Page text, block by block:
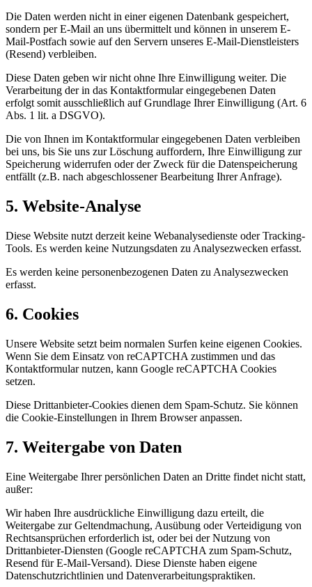
Die Daten werden nicht in einer eigenen Datenbank gespeichert,
sondern per E-Mail an uns übermittelt und können in unserem E-
Mail-Postfach sowie auf den Servern unseres E-Mail-Dienstleisters
(Resend) verbleiben.
Diese Daten geben wir nicht ohne Ihre Einwilligung weiter. Die
Verarbeitung der in das Kontaktformular eingegebenen Daten
erfolgt somit ausschließlich auf Grundlage Ihrer Einwilligung (Art. 6
Abs. 1 lit. a DSGVO).
Die von Ihnen im Kontaktformular eingegebenen Daten verbleiben
bei uns, bis Sie uns zur Löschung auffordern, Ihre Einwilligung zur
Speicherung widerrufen oder der Zweck für die Datenspeicherung
entfällt (z.B. nach abgeschlossener Bearbeitung Ihrer Anfrage).
5. Website-Analyse
Diese Website nutzt derzeit keine Webanalysedienste oder Tracking-
Tools. Es werden keine Nutzungsdaten zu Analysezwecken erfasst.
Es werden keine personenbezogenen Daten zu Analysezwecken
erfasst.
6. Cookies
Unsere Website setzt beim normalen Surfen keine eigenen Cookies.
Wenn Sie dem Einsatz von reCAPTCHA zustimmen und das
Kontaktformular nutzen, kann Google reCAPTCHA Cookies
setzen.
Diese Drittanbieter-Cookies dienen dem Spam-Schutz. Sie können
die Cookie-Einstellungen in Ihrem Browser anpassen.
7. Weitergabe von Daten
Eine Weitergabe Ihrer persönlichen Daten an Dritte findet nicht statt,
außer:
Wir haben Ihre ausdrückliche Einwilligung dazu erteilt, die
Weitergabe zur Geltendmachung, Ausübung oder Verteidigung von
Rechtsansprüchen erforderlich ist, oder bei der Nutzung von
Drittanbieter-Diensten (Google reCAPTCHA zum Spam-Schutz,
Resend für E-Mail-Versand). Diese Dienste haben eigene
Datenschutzrichtlinien und Datenverarbeitungspraktiken.